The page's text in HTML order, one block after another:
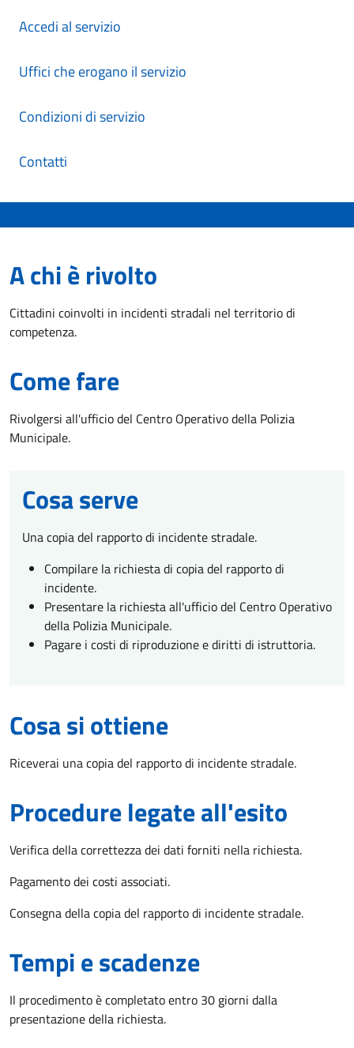
Accedi al servizio
Uffici che erogano il servizio
Condizioni di servizio
Contatti
A chi è rivolto
Cittadini coinvolti in incidenti stradali nel territorio di
competenza.
Come fare
Rivolgersi all'ufficio del Centro Operativo della Polizia
Municipale.
Cosa serve
Una copia del rapporto di incidente stradale.
Compilare la richiesta di copia del rapporto di
incidente.
Presentare la richiesta all'ufficio del Centro Operativo
della Polizia Municipale.
Pagare i costi di riproduzione e diritti di istruttoria.
Cosa si ottiene
Riceverai una copia del rapporto di incidente stradale.
Procedure legate all'esito
Verifica della correttezza dei dati forniti nella richiesta.
Pagamento dei costi associati.
Consegna della copia del rapporto di incidente stradale.
Tempi e scadenze
Il procedimento è completato entro 30 giorni dalla
presentazione della richiesta.